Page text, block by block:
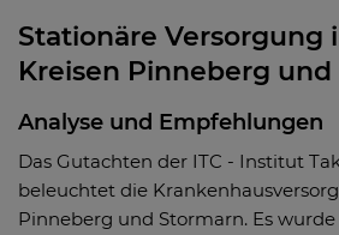
Stationäre Versorgung
Kreisen Pinneberg
Analyse und Empfehlungen
Das Gutachten der ITC - Institut
beleuchtet die
Pinneberg und Stormarn. Es